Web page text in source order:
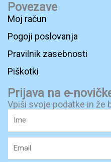
c
e
b
o
o
k
-
s
q
u
Povezave
Moj račun
Pogoji poslovanja
Pravilnik zasebnosti
Piškotki
Prijava na e-
Vpiši svoje podatke in že
Ime